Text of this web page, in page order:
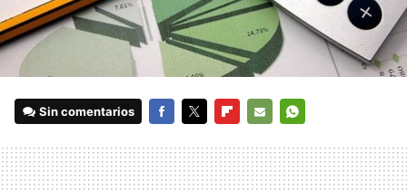
Sin comentarios
MAIL